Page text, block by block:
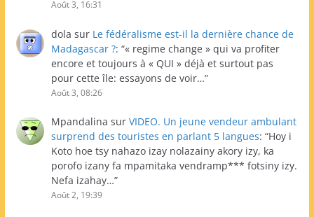
Août 3, 16:31
dola sur Le fédéralisme est-il la dernière chance de
Madagascar ?: “« regime change » qui va profiter
encore et toujours à « QUI » déjà et surtout pas
pour cette île: essayons de voir…”
Août 3, 08:26
Mpandalina sur VIDEO. Un jeune vendeur ambulant
surprend des touristes en parlant 5 langues: “Hoy i
Koto hoe tsy nahazo izay nolazainy akory izy, ka
porofo izany fa mpamitaka vendramp*** fotsiny izy.
Nefa izahay…”
Août 2, 19:39